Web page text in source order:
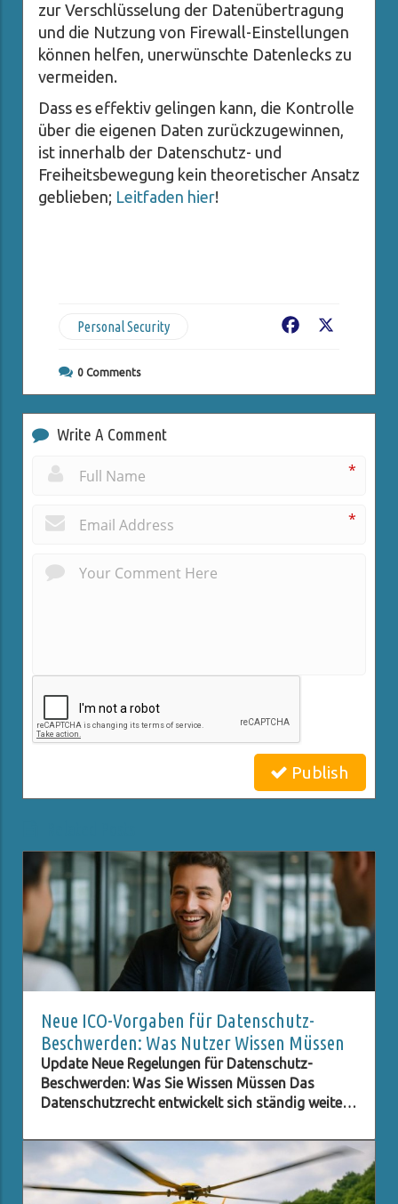
zur Verschlüsselung der Datenübertragung
und die Nutzung von Firewall-Einstellungen
können helfen, unerwünschte Datenlecks zu
vermeiden.
Dass es effektiv gelingen kann, die Kontrolle
über die eigenen Daten zurückzugewinnen,
ist innerhalb der Datenschutz- und
Freiheitsbewegung kein theoretischer Ansatz
geblieben; Leitfaden hier!
Personal Security Facebook
0 Comments
Write A Comment
*
*
Publish
Neue ICO-Vorgaben für Datenschutz-
Beschwerden: Was Nutzer Wissen Müssen
Update Neue Regelungen für Datenschutz-
Beschwerden: Was Sie Wissen Müssen Das
Datenschutzrecht entwickelt sich ständig weiter,
Schutz persönlicher Daten immer wichtiger wird.
Eine der neuesten Entwicklungen betrifft die ICO
(Information Commissioner's Office) im
Vereinigten Königreich, die neue Verpflichtungen